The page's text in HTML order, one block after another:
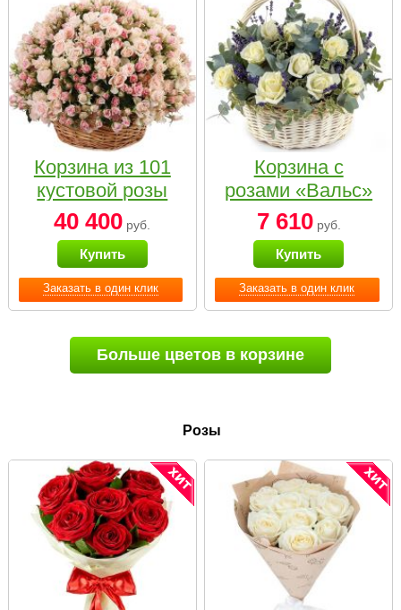
Заказать в один клик
Корзина из 101
кустовой розы
нежных тонов
40 400 руб.
Купить
Заказать в один клик
Корзина с
розами «Вальс»
7 610руб.
Купить
Больше цветов в корзине
Розы